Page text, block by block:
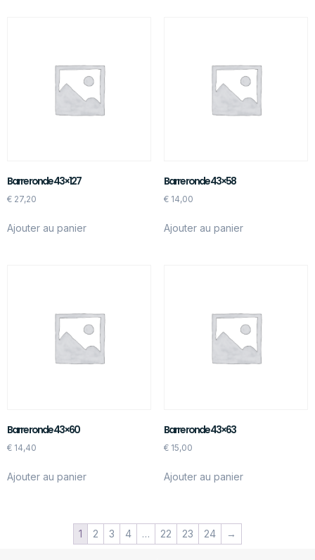
Barre ronde 43×127
€ 27,20
Ajouter au panier
Barre ronde 43×58
€14,00
Ajouter au panier
Barre ronde 43×60
€ 14,40
Ajouter au panier
Barre ronde 43×63
€15,00
Ajouter au panier
1 2 3 4 … 22 23 24 →